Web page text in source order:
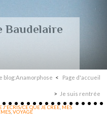
Baudelaire
blog:Anamorphose Page d'accueil
Je suis rentrée
J'ECRIS/CE QUE JE CREE MES
,VOYAGE